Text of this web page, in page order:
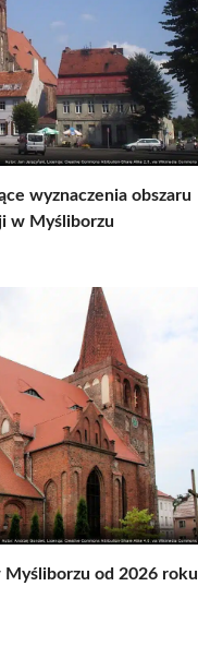
wyznaczenia obszaru
w Myśliborzu
od 2026 roku